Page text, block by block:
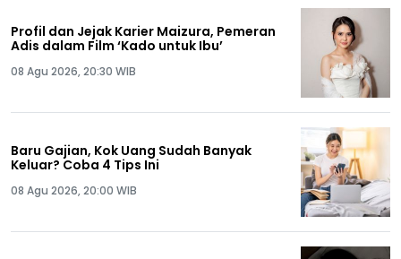
Profil dan Jejak Karier Maizura, Pemeran
Adis dalam Film ‘Kado untuk Ibu’
08 Agu 2026, 20:30 WIB
Baru Gajian, Kok Uang Sudah Banyak
Keluar? Coba 4 Tips Ini
08 Agu 2026, 20:00 WIB